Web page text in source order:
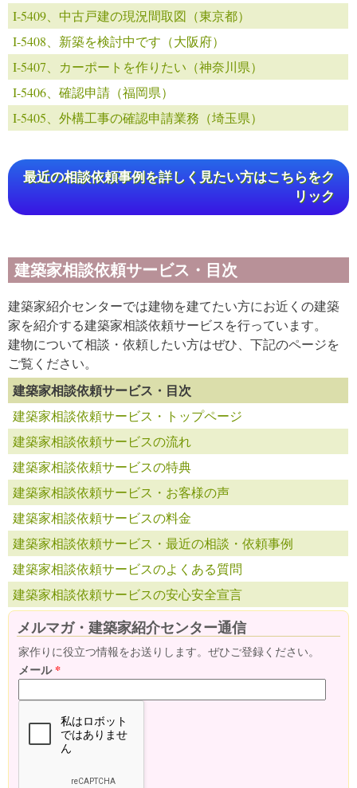
I-5409、中古戸建の現況間取図（東京都）
I-5408、新築を検討中です（大阪府）
I-5407、カーポートを作りたい（神奈川県）
I-5406、確認申請（福岡県）
I-5405、外構工事の確認申請業務（埼玉県）
最近の相談依頼事例を詳しく見たい方はこちらをク
リック
建築家相談依頼サービス・目次
建築家紹介センターでは建物を建てたい方にお近くの建築
家を紹介する建築家相談依頼サービスを行っています。
建物について相談・依頼したい方はぜひ、下記のページを
ご覧ください。
建築家相談依頼サービス・目次
建築家相談依頼サービス・トップページ
建築家相談依頼サービスの流れ
建築家相談依頼サービスの特典
建築家相談依頼サービス・お客様の声
建築家相談依頼サービスの料金
建築家相談依頼サービス・最近の相談・依頼事例
建築家相談依頼サービスのよくある質問
建築家相談依頼サービスの安心安全宣言
メルマガ・建築家紹介センター通信
家作りに役立つ情報をお送りします。ぜひご登録ください。
メール*